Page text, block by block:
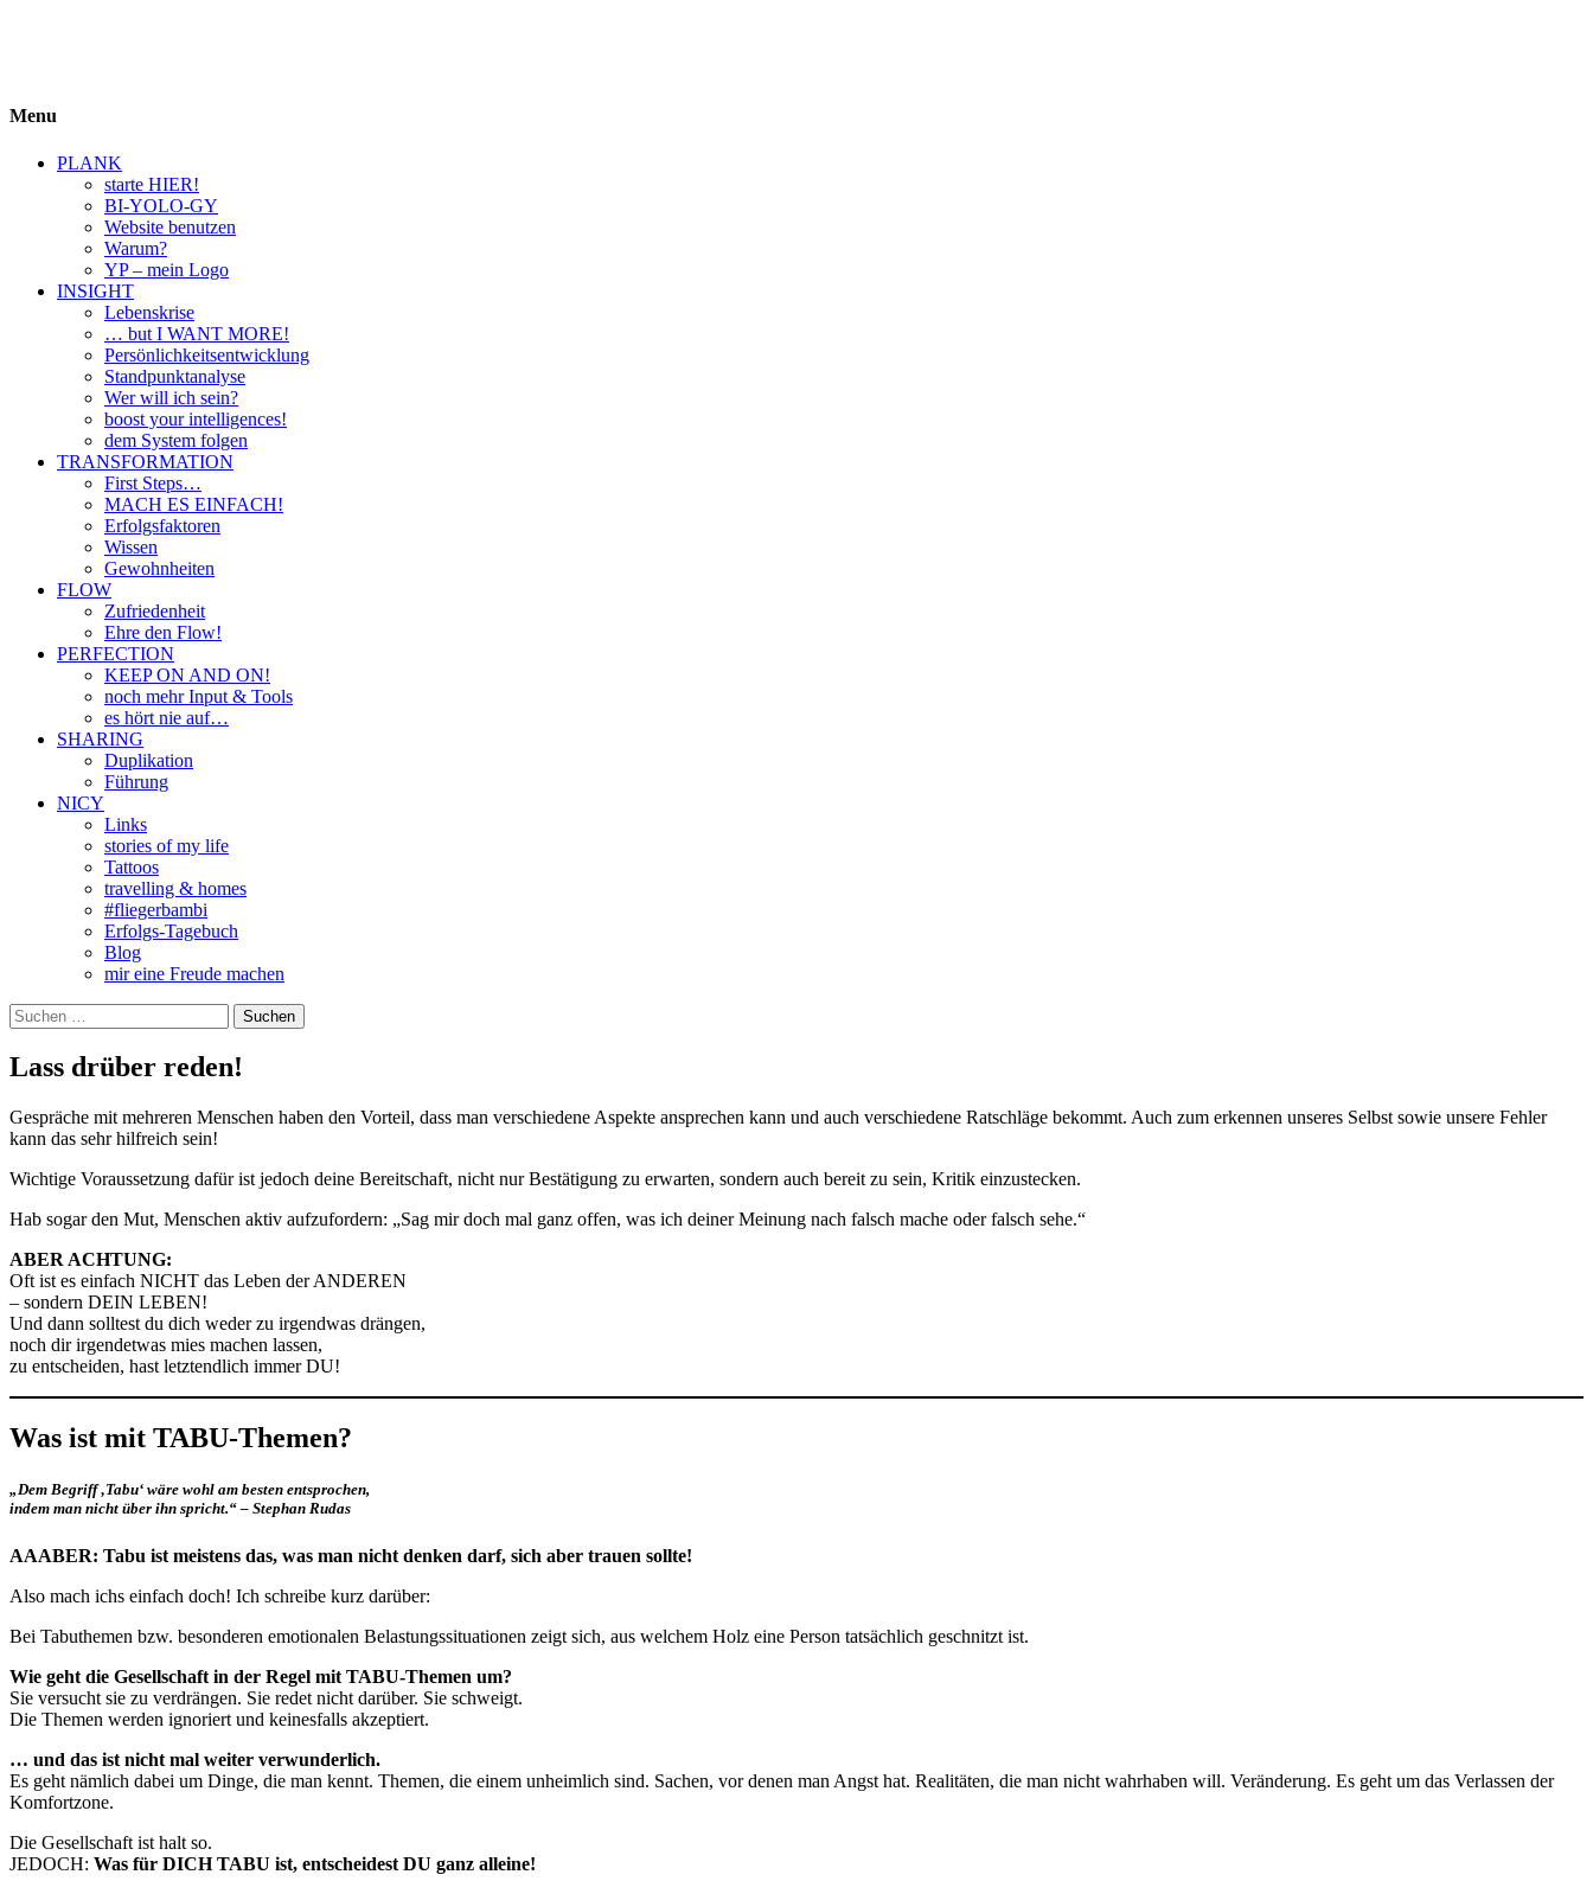
Menu
PLANK
starte HIER!
BI-YOLO-GY
Website benutzen
Warum?
YP – mein Logo
INSIGHT
Lebenskrise
… but I WANT MORE!
Persönlichkeitsentwicklung
Standpunktanalyse
Wer will ich sein?
boost your intelligences!
dem System folgen
TRANSFORMATION
First Steps…
MACH ES EINFACH!
Erfolgsfaktoren
Wissen
Gewohnheiten
FLOW
Zufriedenheit
Ehre den Flow!
PERFECTION
KEEP ON AND ON!
noch mehr Input & Tools
es hört nie auf…
SHARING
Duplikation
Führung
NICY
Links
stories of my life
Tattoos
travelling & homes
#fliegerbambi
Erfolgs-Tagebuch
Blog
mir eine Freude machen
Suchen
nach:
Lass drüber reden!
Gespräche mit mehreren Menschen haben den Vorteil, dass man verschiedene Aspekte ansprechen kann und auch verschiedene Ratschläge bekommt. Auch zum erkennen unseres Selbst sowie unsere Fehler
kann das sehr hilfreich sein!
Wichtige Voraussetzung dafür ist jedoch deine Bereitschaft, nicht nur Bestätigung zu erwarten, sondern auch bereit zu sein, Kritik einzustecken.
Hab sogar den Mut, Menschen aktiv aufzufordern: „Sag mir doch mal ganz offen, was ich deiner Meinung nach falsch mache oder falsch sehe.“
ABER ACHTUNG:
Oft ist es einfach NICHT das Leben der ANDEREN
– sondern DEIN LEBEN!
Und dann solltest du dich weder zu irgendwas drängen,
noch dir irgendetwas mies machen lassen,
zu entscheiden, hast letztendlich immer DU!
Was ist mit TABU-Themen?
„Dem Begriff ‚Tabu‘ wäre wohl am besten entsprochen,
indem man nicht über ihn spricht.“ – Stephan Rudas
AAABER: Tabu ist meistens das, was man nicht denken darf, sich aber trauen sollte!
Also mach ichs einfach doch! Ich schreibe kurz darüber:
Bei Tabuthemen bzw. besonderen emotionalen Belastungssituationen zeigt sich, aus welchem Holz eine Person tatsächlich geschnitzt ist.
Wie geht die Gesellschaft in der Regel mit TABU-Themen um?
Sie versucht sie zu verdrängen. Sie redet nicht darüber. Sie schweigt.
Die Themen werden ignoriert und keinesfalls akzeptiert.
… und das ist nicht mal weiter verwunderlich.
Es geht nämlich dabei um Dinge, die man kennt. Themen, die einem unheimlich sind. Sachen, vor denen man Angst hat. Realitäten, die man nicht wahrhaben will. Veränderung. Es geht um das Verlassen der
Komfortzone.
Die Gesellschaft ist halt so.
JEDOCH: Was für DICH TABU ist, entscheidest DU ganz alleine!